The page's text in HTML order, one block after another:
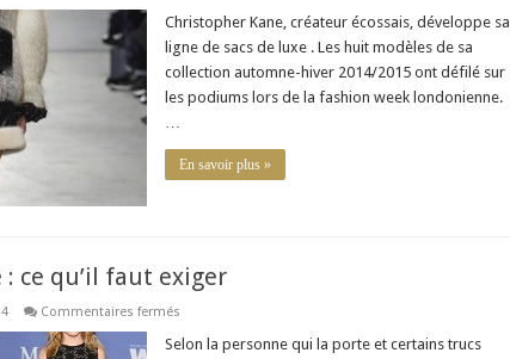
Kane
crée
sa
ligne
de
sacs
Christopher Kane, créateur écossais, développe sa
ligne de sacs de luxe . Les huit modèles de sa
collection automne-hiver 2014/2015 ont défilé sur
les podiums lors de la fashion week londonienne.
…
En savoir plus »
: ce qu’il faut exiger
Commentaires ferméssur
à
Selon la personne qui la porte et certains trucs